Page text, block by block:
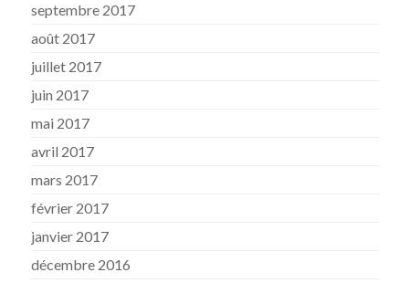
septembre 2017
août 2017
juillet 2017
juin 2017
mai 2017
avril 2017
mars 2017
février 2017
janvier 2017
décembre 2016